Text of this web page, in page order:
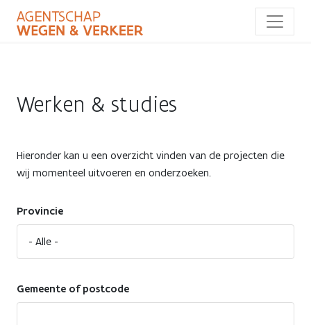
naar
Werken & studies
Hieronder kan u een overzicht vinden van de projecten die
wij momenteel uitvoeren en onderzoeken.
Provincie
Gemeente of postcode